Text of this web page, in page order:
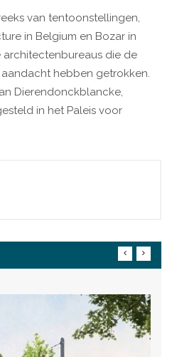
van tentoonstellingen,
in Belgium en Bozar in
architectenbureaus die de
hebben getrokken.
Dierendonckblancke,
in het Paleis voor